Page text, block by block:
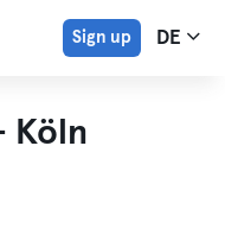
Sign up DE
Köln